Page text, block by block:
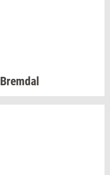
Brem­dal